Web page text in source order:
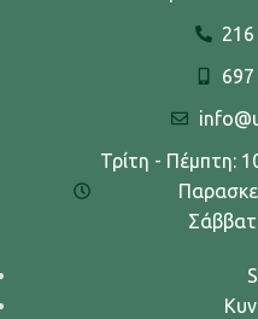
216
Τρίτη - Πέμπτη: